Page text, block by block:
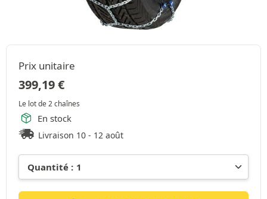
Prix unitaire
399,19€
Le lot de 2 chaînes
En stock
Livraison 10 - 12 août